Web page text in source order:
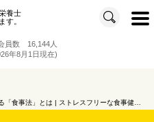
養士
す。
t
o
t
i
員数 16,144人
年8月1日現在)